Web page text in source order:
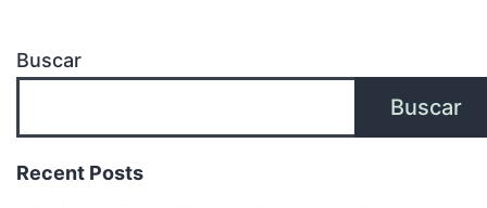
Buscar
Buscar
Recent Posts